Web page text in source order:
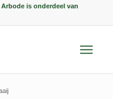
is onderdeel van